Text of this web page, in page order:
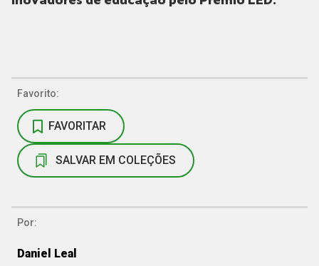
Favorito:
FAVORITAR
SALVAR EM COLEÇÕES
Por:
Daniel Leal